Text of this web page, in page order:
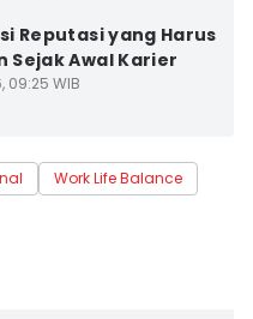
Reputasi yang Harus
Sejak Awal Karier
09:25 WIB
Work Life Balance